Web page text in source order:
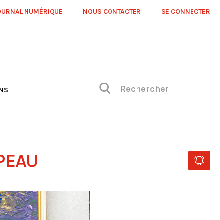
NUMÉRIQUE NOUS CONTACTER SE CONNECTER